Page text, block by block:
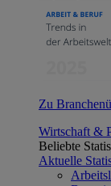
Zu
Wirtschaft &
Beliebte
Aktuelle